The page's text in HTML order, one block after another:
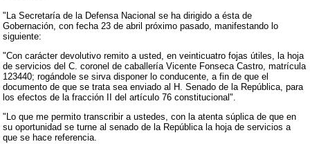
"La Secretaría de la Defensa Nacional se ha dirigido a ésta de
Gobernación, con fecha 23 de abril próximo pasado, manifestando lo
siguiente:
"Con carácter devolutivo remito a usted, en veinticuatro fojas útiles, la hoja
de servicios del C. coronel de caballería Vicente Fonseca Castro, matrícula
123440; rogándole se sirva disponer lo conducente, a fin de que el
documento de que se trata sea enviado al H. Senado de la República, para
los efectos de la fracción II del artículo 76 constitucional".
"Lo que me permito transcribir a ustedes, con la atenta súplica de que en
su oportunidad se turne al senado de la República la hoja de servicios a
que se hace referencia.